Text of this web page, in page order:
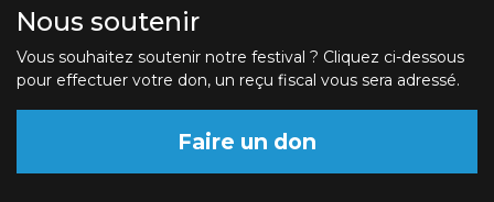
Nous soutenir
Vous souhaitez soutenir notre festival ? Cliquez ci-dessous
pour effectuer votre don, un reçu fiscal vous sera adressé.
Faire un don